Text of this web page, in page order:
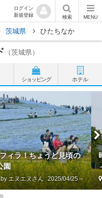
ログイン
新規登録
検索 MENU
茨城県 ひたちなか
（茨城県）
ショッピング ホテル
ラ！ちょうど見頃の
園
by エヌエヌ 2025/04/25～